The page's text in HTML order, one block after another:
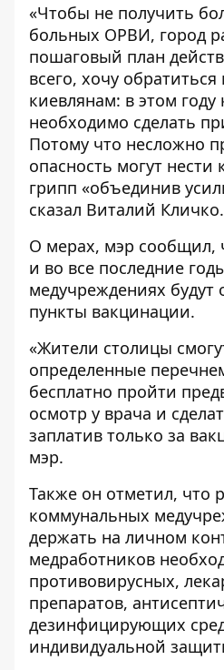
«Чтобы не получить
больных ОРВИ, город
пошаговый план
всего, хочу обратиться
киевлянам: в этом году
необходимо сделать
Потому что несложно
опасность могут нести
грипп «объединив
сказал Виталий Кличко.
О мерах, мэр сообщил,
и во все последние
медучреждениях будут
пункты вакцинации.
«Жители столицы
определенные
бесплатно пройти
осмотр у врача и
заплатив только за
мэр.
Также он отметил, что
коммунальных
держать на личном
медработников
противовирусных,
препаратов,
дезинфицирующих
индивидуальной